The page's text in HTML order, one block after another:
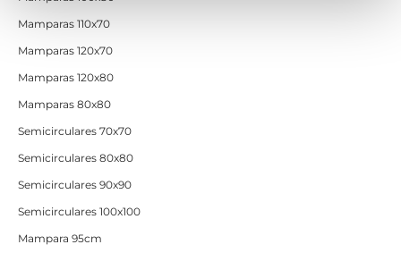
Mamparas 110x70
Mamparas 120x70
Mamparas 120x80
Mamparas 80x80
Semicirculares 70x70
Semicirculares 80x80
Semicirculares 90x90
Semicirculares 100x100
Mampara 95cm